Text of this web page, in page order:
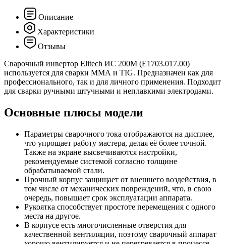
Описание
Характеристики
Отзывы
Сварочный инвертор Elitech ИС 200М (E1703.017.00)
используется для сварки ММА и TIG. Предназначен как для
профессионального, так и для личного применения. Подходит
для сварки ручными штучными и неплавкими электродами.
Основные плюсы модели
Параметры сварочного тока отображаются на дисплее,
что упрощает работу мастера, делая её более точной.
Также на экране высвечиваются настройки,
рекомендуемые системой согласно толщине
обрабатываемой стали.
Прочный корпус защищает от внешнего воздействия, в
том числе от механических повреждений, что, в свою
очередь, повышает срок эксплуатации аппарата.
Рукоятка способствует простоте перемещения с одного
места на другое.
В корпусе есть многочисленные отверстия для
качественной вентиляции, поэтому сварочный аппарат